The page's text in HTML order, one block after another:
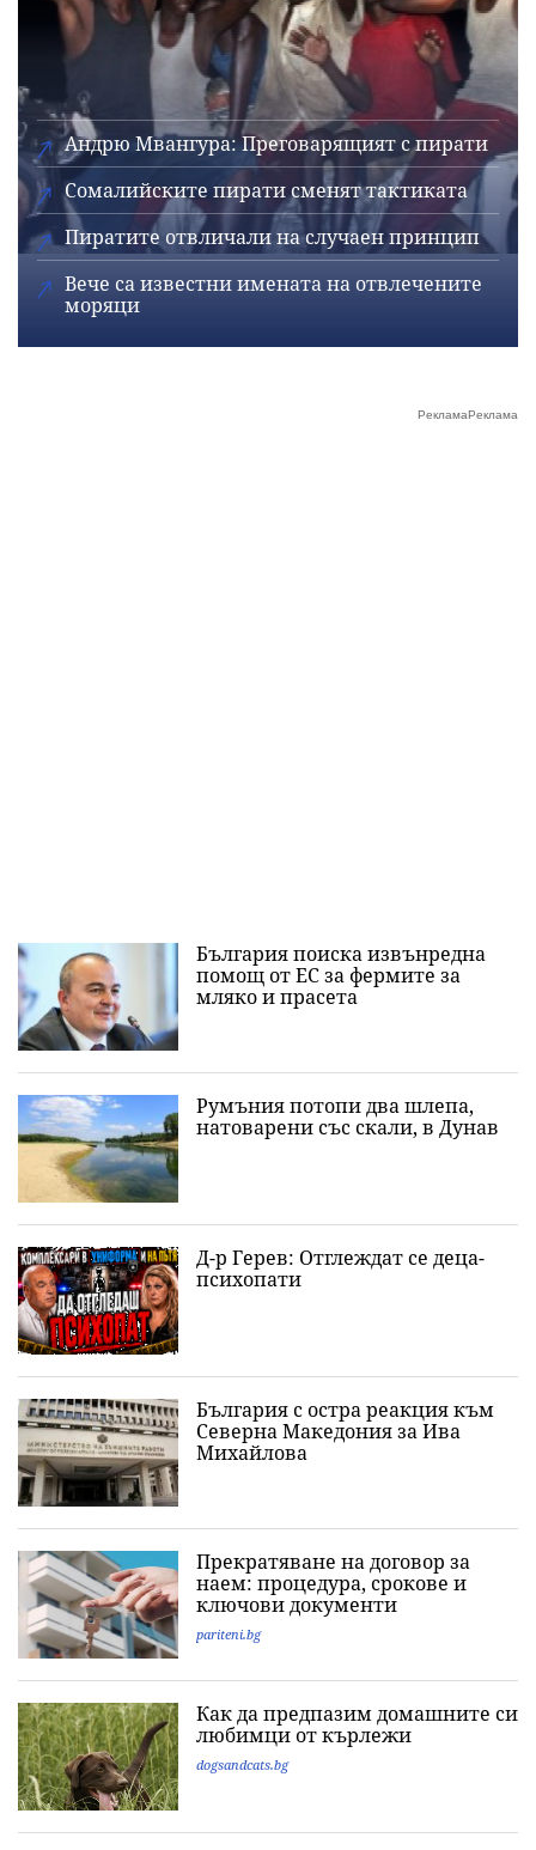
Андрю Мвангура: Преговарящият с пирати
Сомалийските пирати сменят тактиката
Пиратите отвличали на случаен принцип
Вече са известни имената на отвлечените
моряци
България поиска извънредна
помощ от ЕС за фермите за
мляко и прасета
Румъния потопи два шлепа,
натоварени със скали, в Дунав
Д-р Герев: Отглеждат се деца-
психопати
България с остра реакция към
Северна Македония за Ива
Михайлова
Прекратяване на договор за
наем: процедура, срокове и
ключови документи
pariteni.bg
Как да предпазим домашните си
любимци от кърлежи
dogsandcats.bg